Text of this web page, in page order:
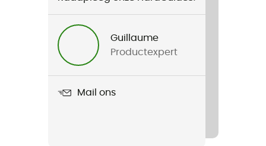
Guillaume
Productexpert
Mail ons